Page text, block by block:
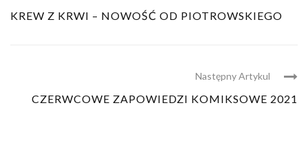
KREW Z KRWI – NOWOŚĆ OD PIOTROWSKIEGO
Następny Artykul
CZERWCOWE ZAPOWIEDZI KOMIKSOWE 2021